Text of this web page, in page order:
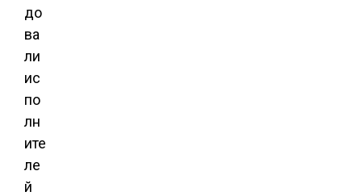
до
ва
ли
ис
по
лн
ите
ле
й